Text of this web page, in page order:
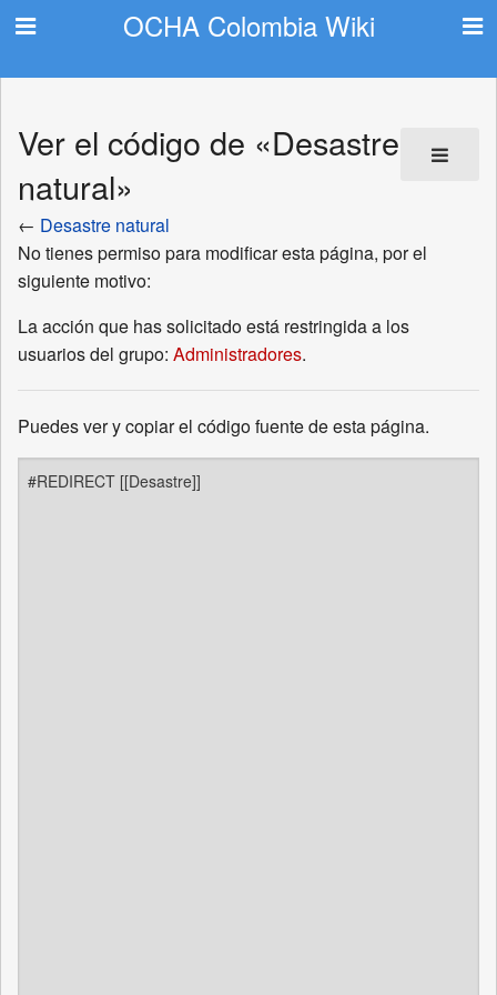
OCHA Colombia Wiki
Ver el código de «Desastre
natural»
← Desastre natural
No tienes permiso para modificar esta página, por el
siguiente motivo:
La acción que has solicitado está restringida a los
usuarios del grupo: Administradores.
Puedes ver y copiar el código fuente de esta página.